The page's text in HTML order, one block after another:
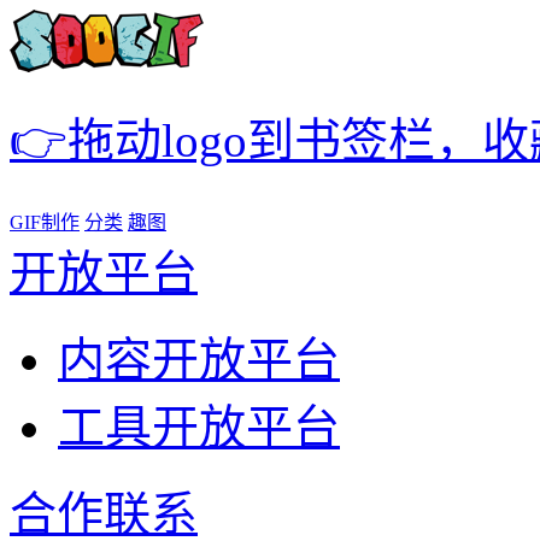
👉拖动logo到书签栏，
GIF制作 分类 趣图
开放平台
内容开放平台
工具开放平台
合作联系